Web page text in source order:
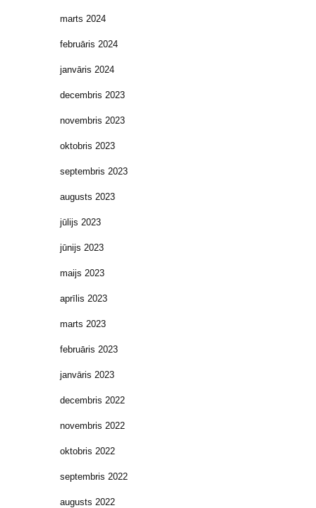
marts 2024
februāris 2024
janvāris 2024
decembris 2023
novembris 2023
oktobris 2023
septembris 2023
augusts 2023
jūlijs 2023
jūnijs 2023
maijs 2023
aprīlis 2023
marts 2023
februāris 2023
janvāris 2023
decembris 2022
novembris 2022
oktobris 2022
septembris 2022
augusts 2022